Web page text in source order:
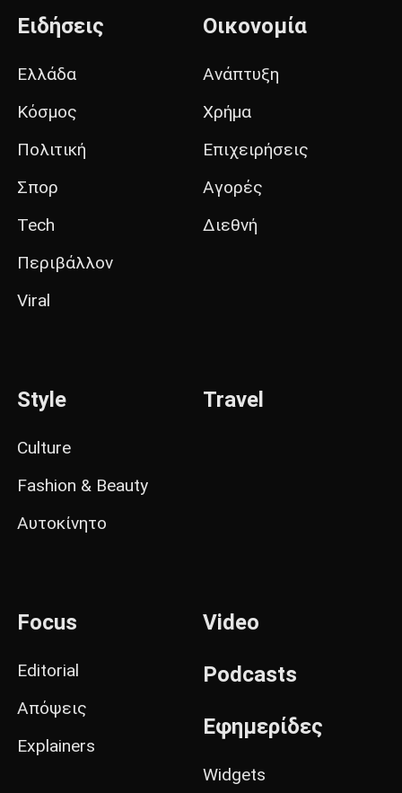
Ειδήσεις
Ελλάδα
Κόσμος
Πολιτική
Σπορ
Tech
Περιβάλλον
Viral
Οικονομία
Ανάπτυξη
Χρήμα
Επιχειρήσεις
Αγορές
Διεθνή
Style
Culture
Fashion & Beauty
Αυτοκίνητο
Travel
Focus
Editorial
Απόψεις
Explainers
Video
Podcasts
Εφημερίδες
Widgets